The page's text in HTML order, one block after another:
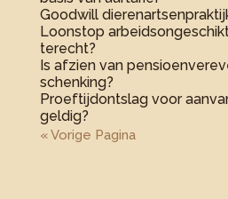
Goodwill
Loonstop
terecht?
Is afzien van
schenking?
Proeftijdontslag voor
geldig?
« Vorige Pagina